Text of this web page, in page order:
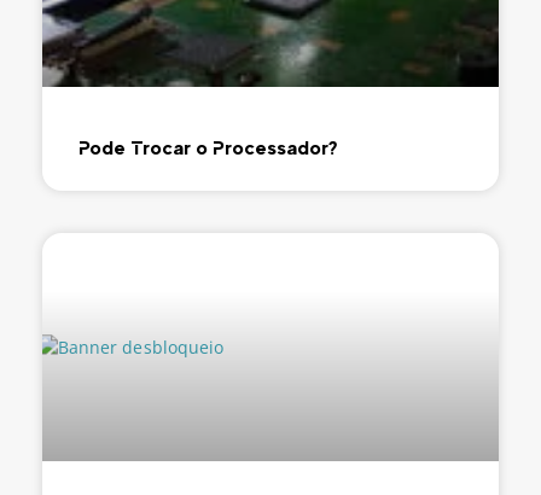
Pode Trocar o Processador?